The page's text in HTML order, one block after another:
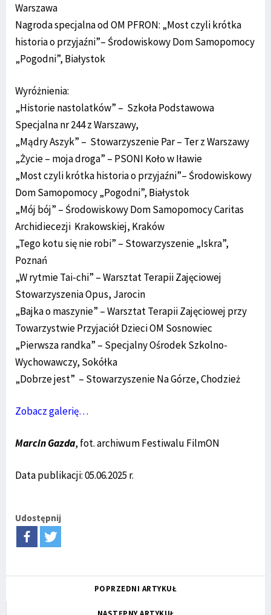
Warszawa
Nagroda specjalna od OM PFRON: „Most czyli krótka
historia o przyjaźni”– Środowiskowy Dom Samopomocy
„Pogodni”, Białystok
Wyróżnienia:
„Historie nastolatków” – Szkoła Podstawowa
Specjalna nr 244 z Warszawy,
„Mądry Aszyk” – Stowarzyszenie Par – Ter z Warszawy
„Życie – moja droga” – PSONI Koło w Iławie
„Most czyli krótka historia o przyjaźni”– Środowiskowy
Dom Samopomocy „Pogodni”, Białystok
„Mój bój” – Środowiskowy Dom Samopomocy Caritas
Archidiecezji Krakowskiej, Kraków
„Tego kotu się nie robi” – Stowarzyszenie „Iskra”,
Poznań
„W rytmie Tai-chi” – Warsztat Terapii Zajęciowej
Stowarzyszenia Opus, Jarocin
„Bajka o maszynie” – Warsztat Terapii Zajęciowej przy
Towarzystwie Przyjaciół Dzieci OM Sosnowiec
„Pierwsza randka” – Specjalny Ośrodek Szkolno-
Wychowawczy, Sokółka
„Dobrze jest” – Stowarzyszenie Na Górze, Chodzież
Zobacz galerię…
Marcin Gazda, fot. archiwum Festiwalu FilmON
Data publikacji: 05.06.2025 r.
Udostępnij
POPRZEDNI ARTYKUŁ